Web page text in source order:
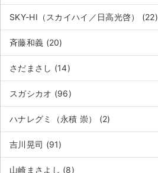
SKY-HI（スカイハイ／日高光啓） (22)
斉藤和義 (20)
さだまさし (14)
スガシカオ (96)
ハナレグミ（永積 崇） (2)
吉川晃司 (91)
山崎まさよし (8)